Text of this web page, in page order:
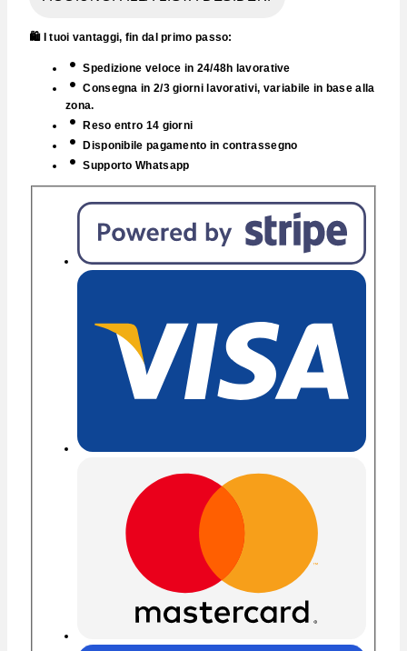
🛍️ I tuoi vantaggi, fin dal primo passo:
Spedizione veloce in 24/48h lavorative
Consegna in 2/3 giorni lavorativi, variabile in base alla
zona.
Reso entro 14 giorni
Disponibile pagamento in contrassegno
Supporto Whatsapp